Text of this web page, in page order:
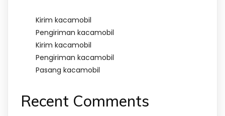
Kirim kacamobil
Pengiriman kacamobil
Kirim kacamobil
Pengiriman kacamobil
Pasang kacamobil
Recent Comments